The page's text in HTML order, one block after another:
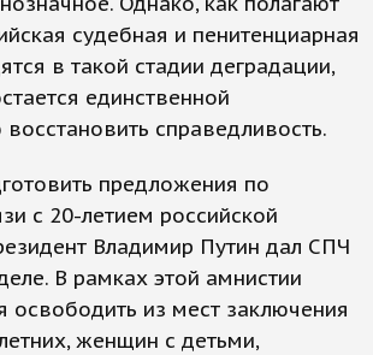
судебная и пенитенциарная
в такой стадии деградации,
единственной
справедливость.
предложения по
с 20-летием российской
Владимир Путин дал СПЧ
В рамках этой амнистии
освободить из мест заключения
женщин с детьми,